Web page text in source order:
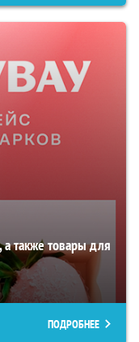
также товары для
ПОДРОБНЕЕ